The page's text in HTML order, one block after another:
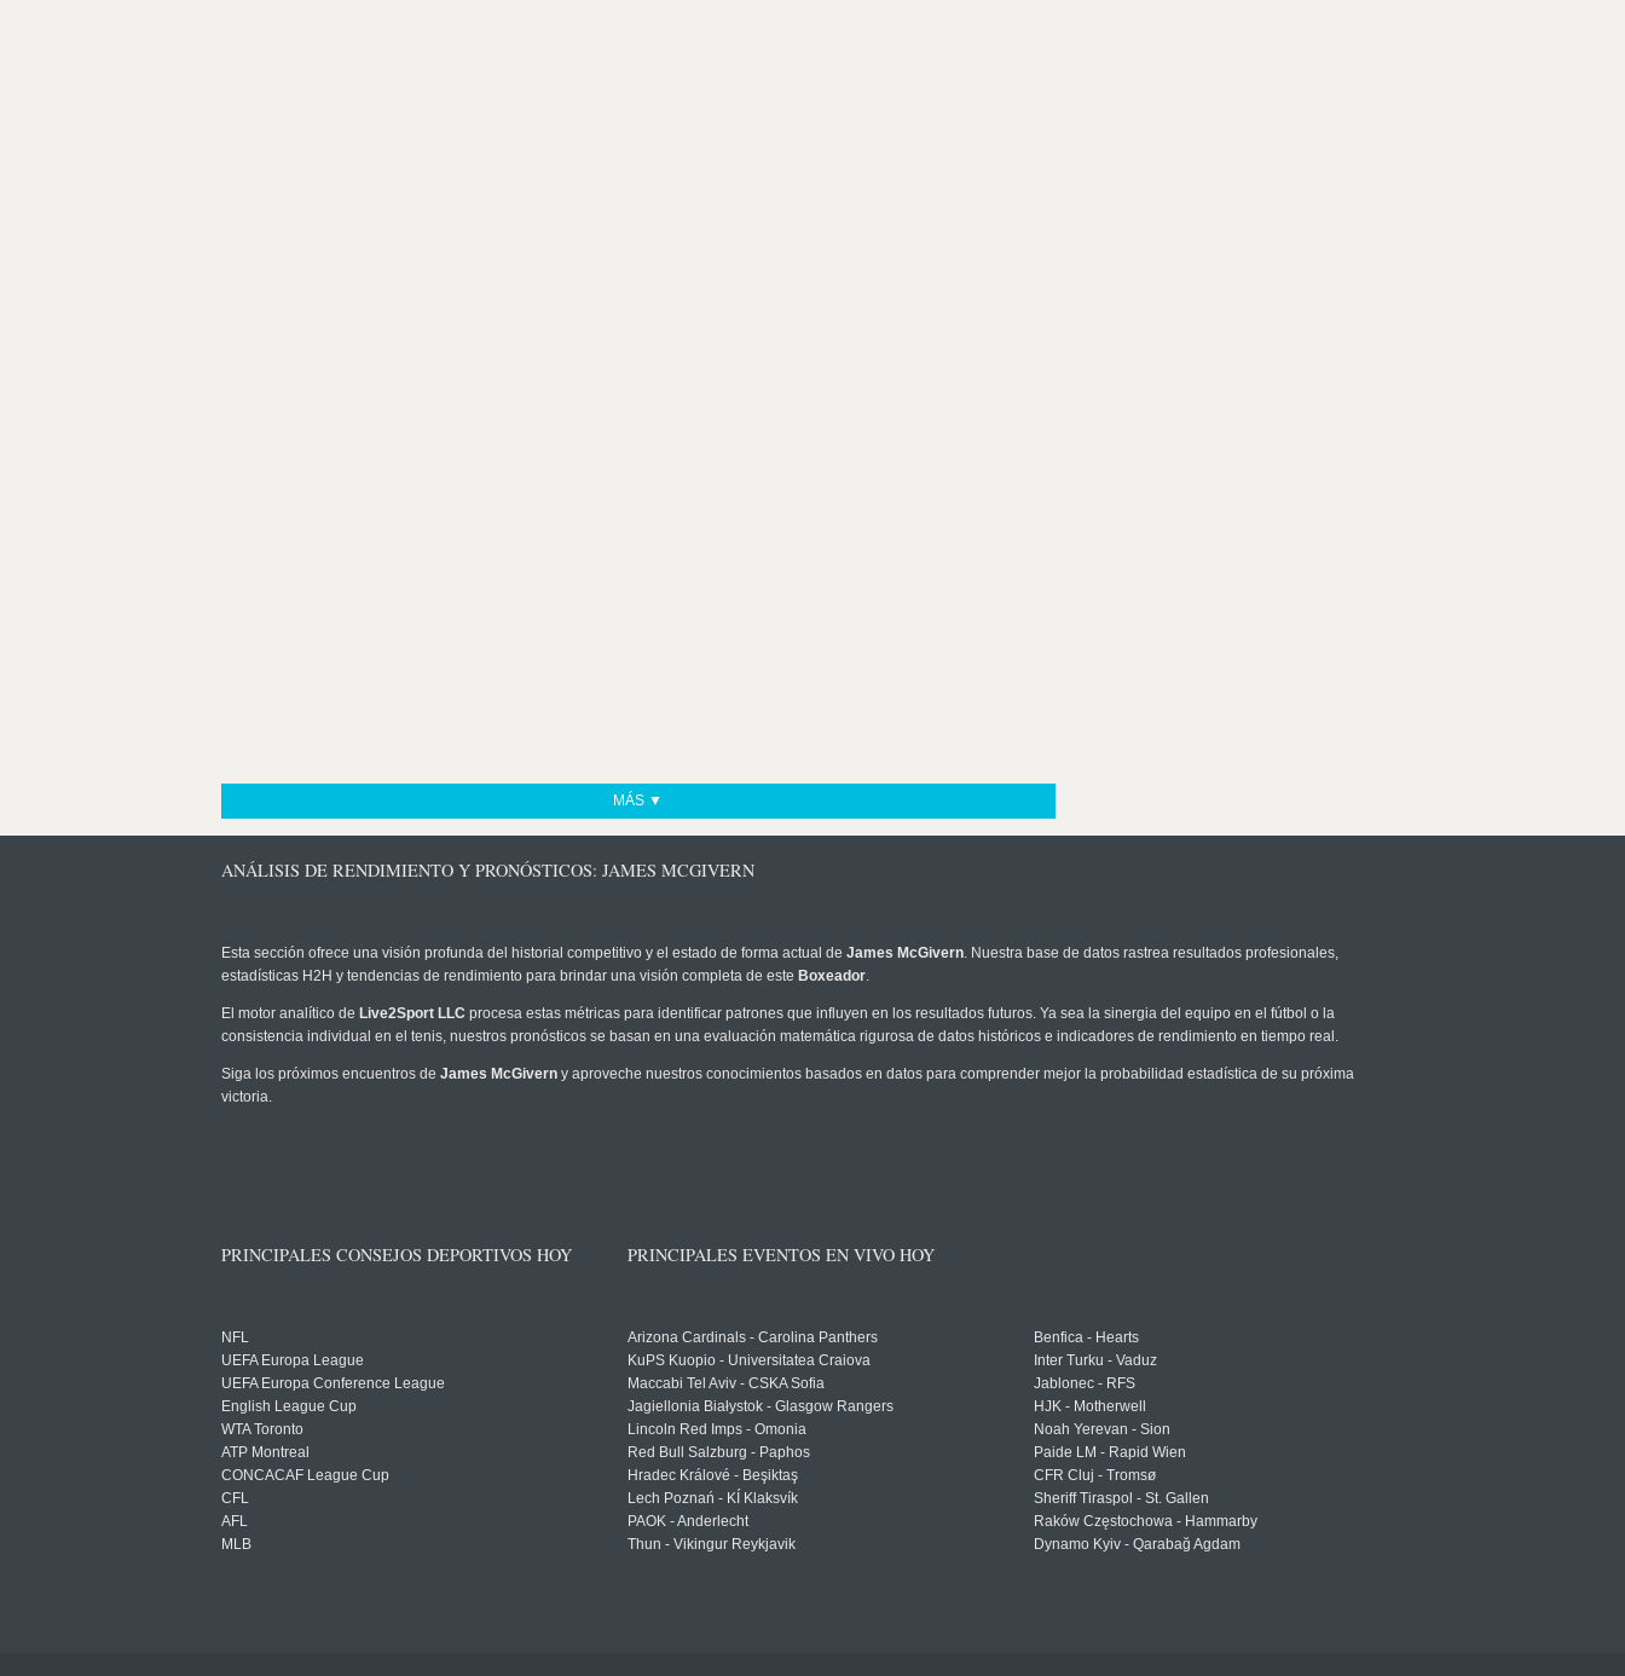
MÁS ▼
ANÁLISIS DE RENDIMIENTO Y PRONÓSTICOS: JAMES MCGIVERN
Esta sección ofrece una visión profunda del historial competitivo y el estado de forma actual de James McGivern. Nuestra base de datos rastrea resultados profesionales,
estadísticas H2H y tendencias de rendimiento para brindar una visión completa de este Boxeador.
El motor analítico de Live2Sport LLC procesa estas métricas para identificar patrones que influyen en los resultados futuros. Ya sea la sinergia del equipo en el fútbol o la
consistencia individual en el tenis, nuestros pronósticos se basan en una evaluación matemática rigurosa de datos históricos e indicadores de rendimiento en tiempo real.
Siga los próximos encuentros de James McGivern y aproveche nuestros conocimientos basados en datos para comprender mejor la probabilidad estadística de su próxima
victoria.
PRINCIPALES CONSEJOS DEPORTIVOS HOY
NFL
UEFA Europa League
UEFA Europa Conference League
English League Cup
WTA Toronto
ATP Montreal
CONCACAF League Cup
CFL
AFL
MLB
PRINCIPALES EVENTOS EN VIVO HOY
Arizona Cardinals - Carolina Panthers
KuPS Kuopio - Universitatea Craiova
Maccabi Tel Aviv - CSKA Sofia
Jagiellonia Białystok - Glasgow Rangers
Lincoln Red Imps - Omonia
Red Bull Salzburg - Paphos
Hradec Králové - Beşiktaş
Lech Poznań - KÍ Klaksvík
PAOK - Anderlecht
Thun - Vikingur Reykjavik
Benfica - Hearts
Inter Turku - Vaduz
Jablonec - RFS
HJK - Motherwell
Noah Yerevan - Sion
Paide LM - Rapid Wien
CFR Cluj - Tromsø
Sheriff Tiraspol - St. Gallen
Raków Częstochowa - Hammarby
Dynamo Kyiv - Qarabağ Agdam